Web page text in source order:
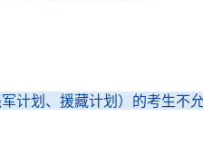
计划、援藏计划）的考生不